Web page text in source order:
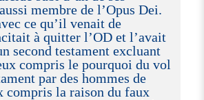
membre de l’Opus Dei.
ce qu’il venait de
à quitter l’OD et l’avait
second testament excluant
compris le pourquoi du vol
par des hommes de
la raison du faux